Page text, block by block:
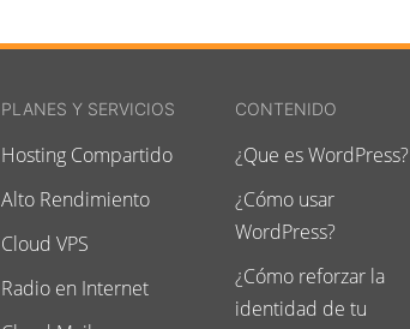
PLANES Y SERVICIOS
Hosting Compartido
Alto Rendimiento
Cloud VPS
Radio en Internet
CONTENIDO
¿Que es WordPress?
¿Cómo usar
WordPress?
¿Cómo reforzar la
identidad de tu